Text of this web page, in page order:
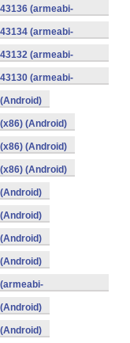
(armeabi-
(armeabi-
(armeabi-
(armeabi-
(Android)
(Android)
(Android)